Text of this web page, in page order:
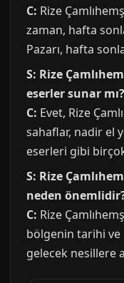
C: Rize
zaman, hafta
Pazarı, hafta
S: Rize
eserler sunar mı?
C: Evet, Rize
sahaflar, nadir el
eserleri gibi
S: Rize
neden
C: Rize
bölgenin tarihi ve
gelecek nesillere